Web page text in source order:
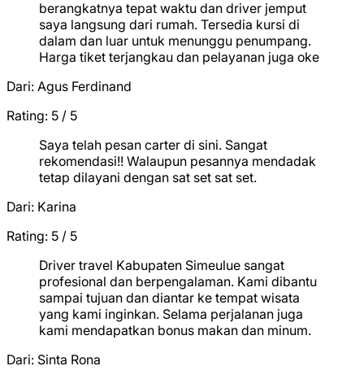
berangkatnya tepat waktu dan driver jemput
saya langsung dari rumah. Tersedia kursi di
dalam dan luar untuk menunggu penumpang.
Harga tiket terjangkau dan pelayanan juga oke
Dari: Agus Ferdinand
Rating: 5 / 5
Saya telah pesan carter di sini. Sangat
rekomendasi!! Walaupun pesannya mendadak
tetap dilayani dengan sat set sat set.
Dari: Karina
Rating: 5 / 5
Driver travel Kabupaten Simeulue sangat
profesional dan berpengalaman. Kami dibantu
sampai tujuan dan diantar ke tempat wisata
yang kami inginkan. Selama perjalanan juga
kami mendapatkan bonus makan dan minum.
Dari: Sinta Rona